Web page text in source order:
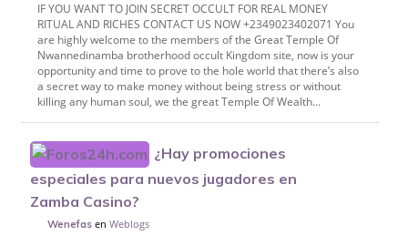
IF YOU WANT TO JOIN SECRET OCCULT FOR REAL MONEY
RITUAL AND RICHES CONTACT US NOW +2349023402071 You
are highly welcome to the members of the Great Temple Of
Nwannedinamba brotherhood occult Kingdom site, now is your
opportunity and time to prove to the hole world that there’s also
a secret way to make money without being stress or without
killing any human soul, we the great Temple Of Wealth...
¿Hay promociones
especiales para nuevos jugadores en
Zamba Casino?
Wenefas enWeblogs